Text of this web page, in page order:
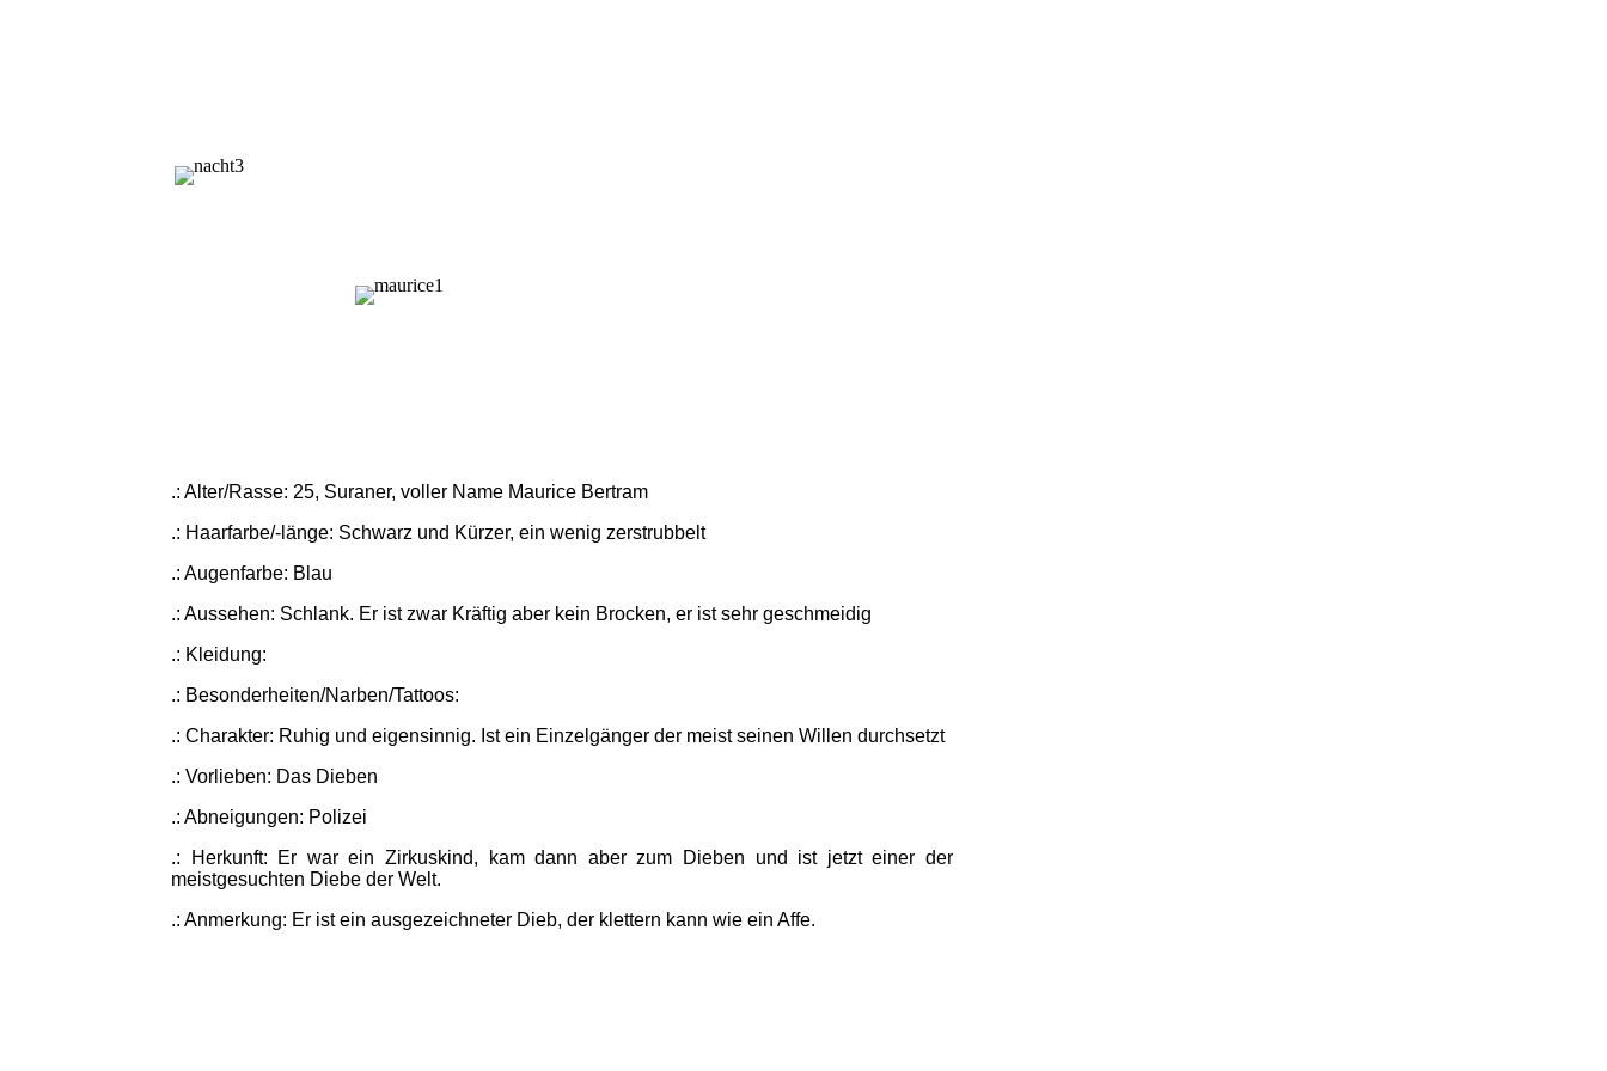
.: Alter/Rasse: 25, Suraner, voller Name Maurice Bertram
.: Haarfarbe/-länge: Schwarz und Kürzer, ein wenig zerstrubbelt
.: Augenfarbe: Blau
.: Aussehen: Schlank. Er ist zwar Kräftig aber kein Brocken, er ist sehr geschmeidig
.: Kleidung:
.: Besonderheiten/Narben/Tattoos:
.: Charakter: Ruhig und eigensinnig. Ist ein Einzelgänger der meist seinen Willen durchsetzt
.: Vorlieben: Das Dieben
.: Abneigungen: Polizei
.: Herkunft: Er war ein Zirkuskind, kam dann aber zum Dieben und ist jetzt einer der
meistgesuchten Diebe der Welt.
.: Anmerkung: Er ist ein ausgezeichneter Dieb, der klettern kann wie ein Affe.